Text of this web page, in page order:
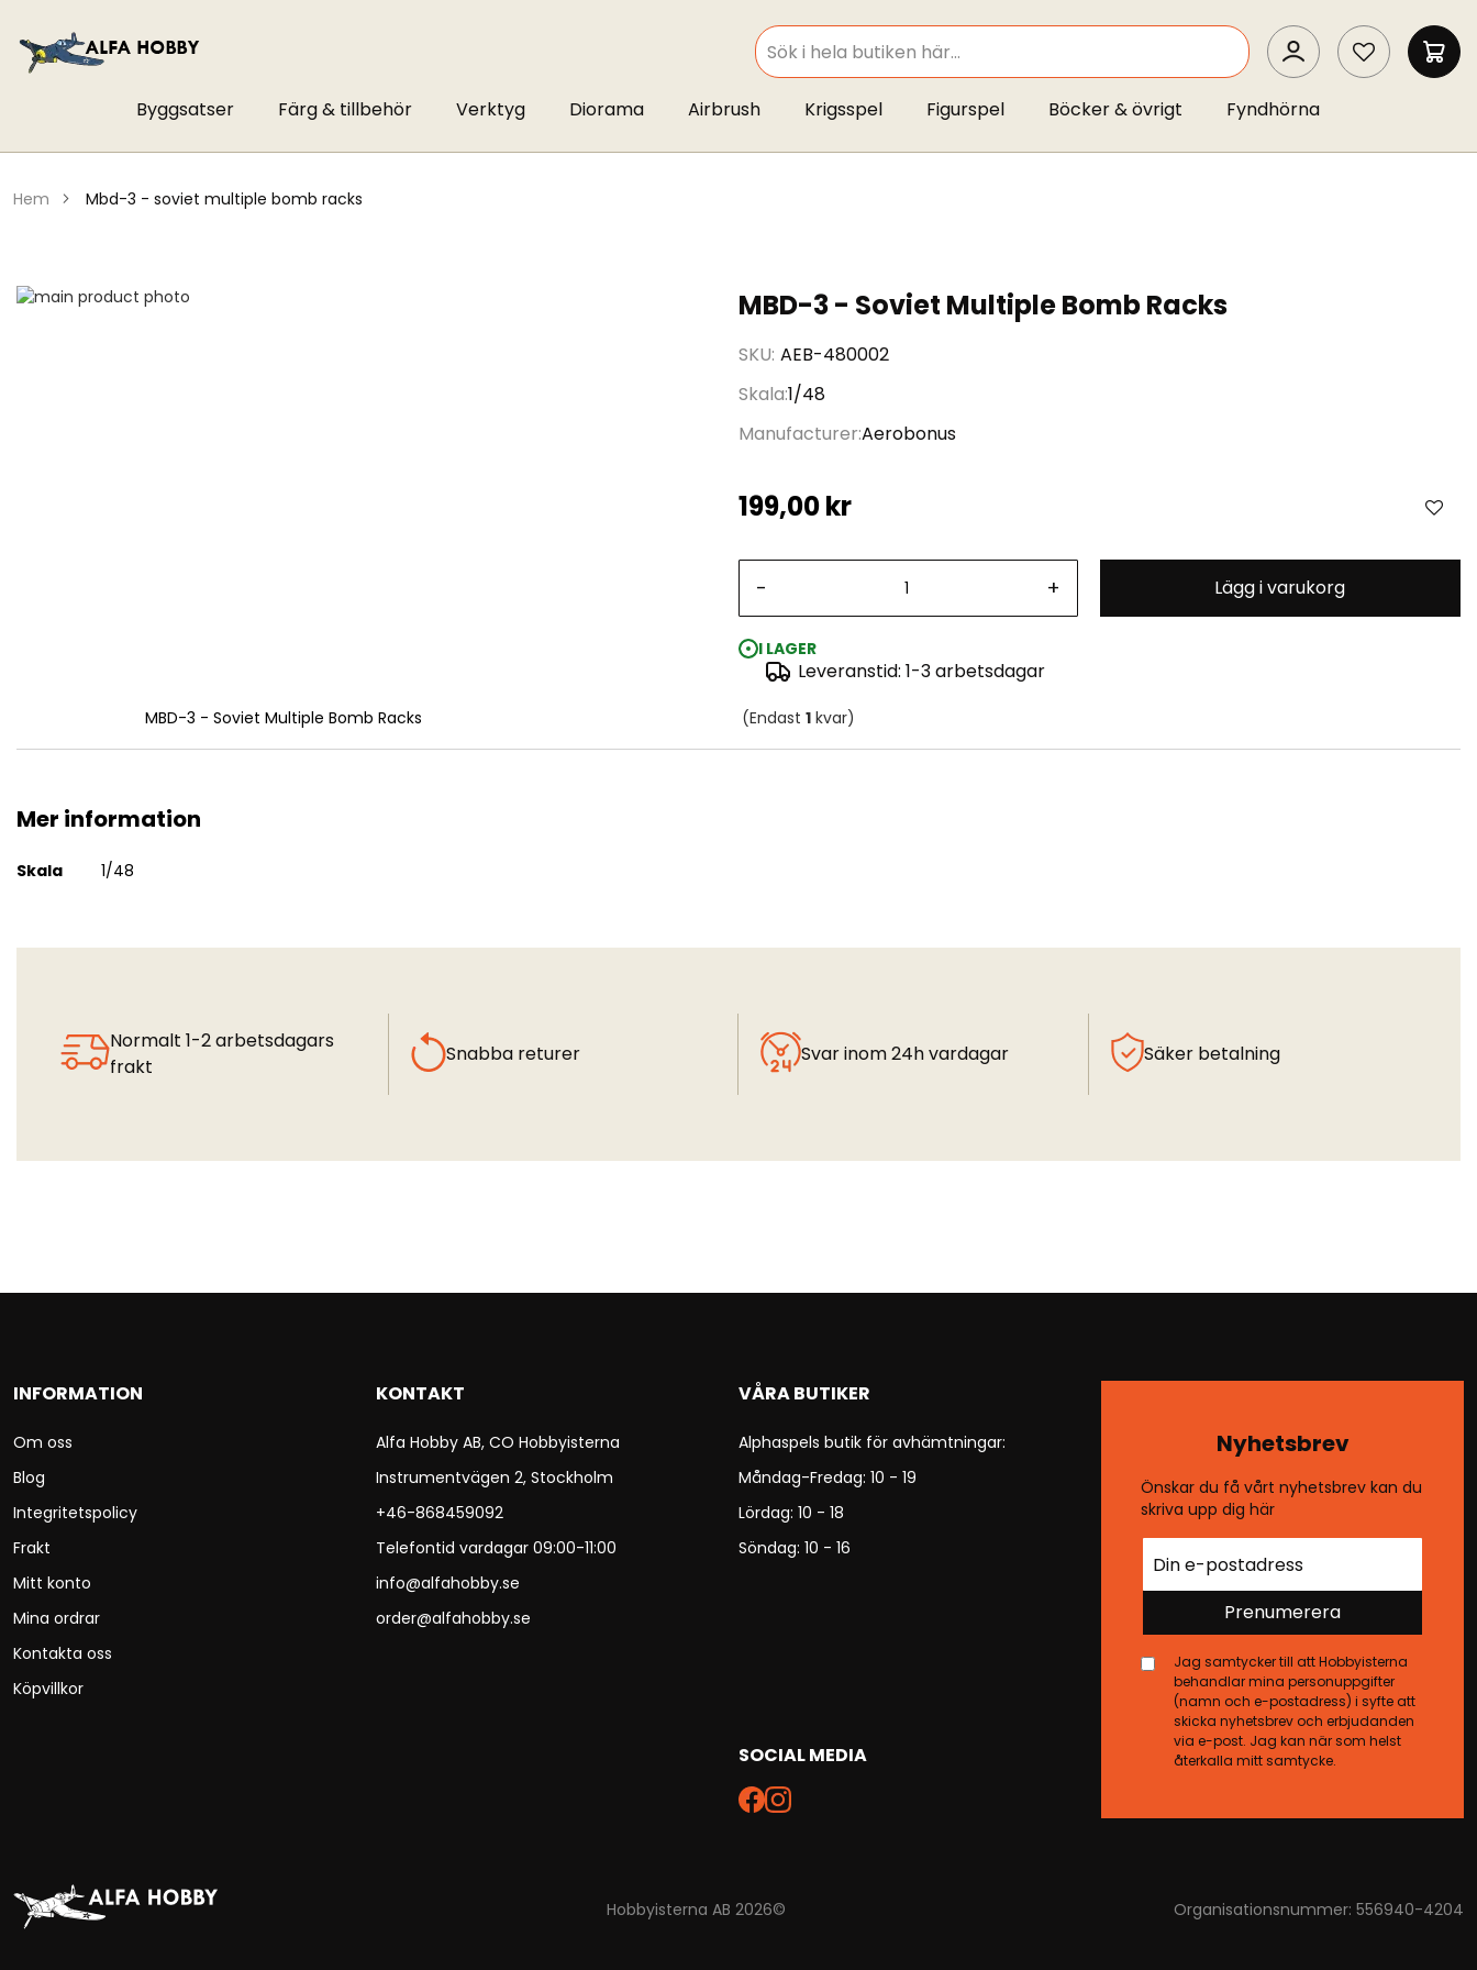
SEARCH
SEARCH
MIN
Byggsatser Färg & tillbehör Verktyg Diorama Airbrush Krigsspel Figurspel Böcker & övrigt Fyndhörna
hem mbd-3 - soviet multiple bomb racks
MBD-3 - Soviet Multiple Bomb Racks
SKU AEB-480002
Skala1/48
ManufacturerAerobonus
199,00 kr
- + Lägg i varukorg
I LAGER
Leveranstid: 1-3 arbetsdagar
(Endast 1 kvar)
Hoppa
MBD-3 - Soviet Multiple Bomb Racks
Mer information
Mer
Skala 1/48
Normalt 1-2 arbetsdagars
frakt
Snabba returer Svar inom 24h vardagar Säker betalning
INFORMATION
Om oss
Blog
Integritetspolicy
Frakt
Mitt konto
Mina ordrar
Kontakta oss
Köpvillkor
KONTAKT
Alfa Hobby AB, CO Hobbyisterna
Instrumentvägen 2, Stockholm
+46-868459092
Telefontid vardagar 09:00-11:00
info@alfahobby.se
order@alfahobby.se
VÅRA BUTIKER
Alphaspels butik för avhämtningar:
Måndag-Fredag: 10 - 19
Lördag: 10 - 18
Söndag: 10 - 16
SOCIAL MEDIA
Nyhetsbrev
Önskar du få vårt nyhetsbrev kan du
skriva upp dig här
Prenumerera
Jag samtycker till att Hobbyisterna
behandlar mina personuppgifter
(namn och e-postadress) i syfte att
skicka nyhetsbrev och erbjudanden
via e-post. Jag kan när som helst
återkalla mitt samtycke.
Hobbyisterna AB 2026© Organisationsnummer: 556940-4204